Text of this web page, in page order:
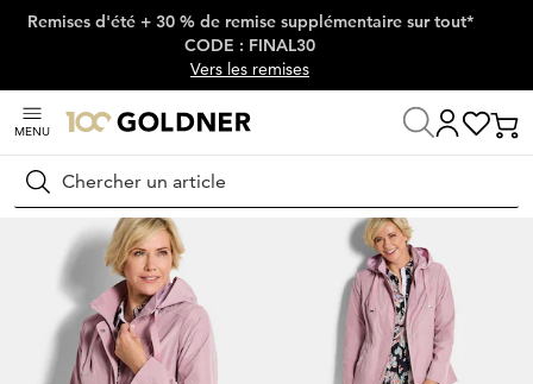
Passer la navigation, aller directement au contenu
Remises d'été + 30 % de remise supplémentaire sur tout*
CODE : FINAL30
Vers les remises
MENU
Rechercher
Maison Mode femme Vestes & blazers